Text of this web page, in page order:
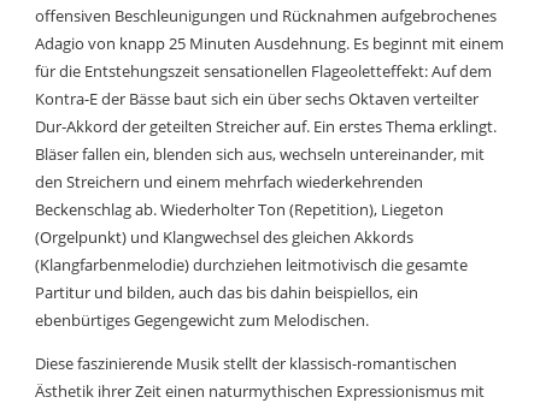
offensiven Beschleunigungen und Rücknahmen aufgebrochenes
Adagio von knapp 25 Minuten Ausdehnung. Es beginnt mit einem
für die Entstehungszeit sensationellen Flageoletteffekt: Auf dem
Kontra-E der Bässe baut sich ein über sechs Oktaven verteilter
Dur-Akkord der geteilten Streicher auf. Ein erstes Thema erklingt.
Bläser fallen ein, blenden sich aus, wechseln untereinander, mit
den Streichern und einem mehrfach wiederkehrenden
Beckenschlag ab. Wiederholter Ton (Repetition), Liegeton
(Orgelpunkt) und Klangwechsel des gleichen Akkords
(Klangfarbenmelodie) durchziehen leitmotivisch die gesamte
Partitur und bilden, auch das bis dahin beispiellos, ein
ebenbürtiges Gegengewicht zum Melodischen.
Diese faszinierende Musik stellt der klassisch-romantischen
Ästhetik ihrer Zeit einen naturmythischen Expressionismus mit